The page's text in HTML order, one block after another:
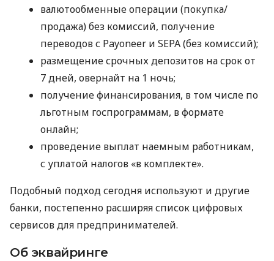
валютообменные операции (покупка/
продажа) без комиссий, получение
переводов с Payoneer и SEPA (без комиссий);
размещение срочных депозитов на срок от
7 дней, овернайт на 1 ночь;
получение финансирования, в том числе по
льготным госпрограммам, в формате
онлайн;
проведение выплат наемным работникам,
с уплатой налогов «в комплекте».
Подобный подход сегодня используют и другие
банки, постепенно расширяя список цифровых
сервисов для предпринимателей.
Об эквайринге